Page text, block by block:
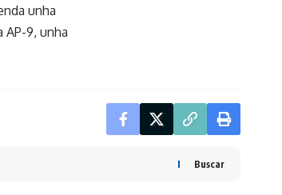
unha
AP-9, unha
Buscar